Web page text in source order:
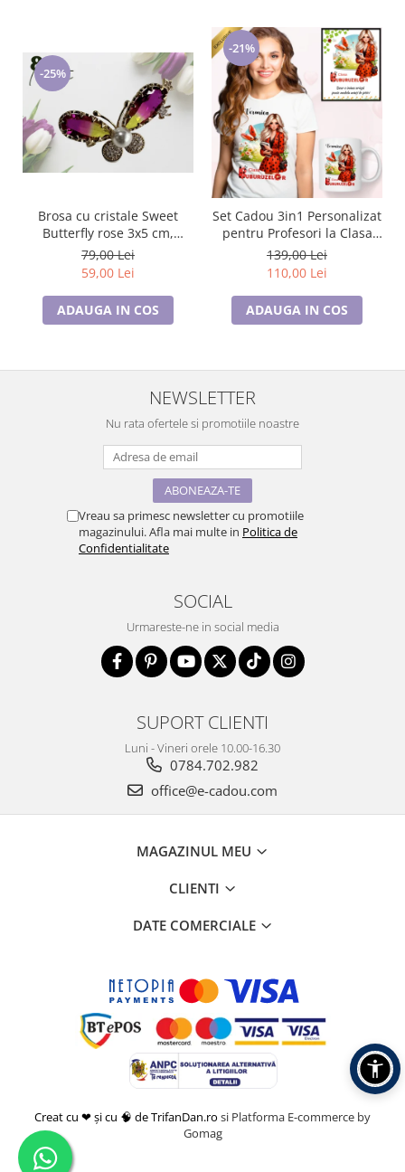
-25%
Brosa cu cristale Sweet
Butterfly rose 3x5 cm,
BR23.015, garantie 6 luni
79,00 Lei
59,00 Lei
ADAUGA IN COS
-21%
Set Cadou 3in1 Personalizat
pentru Profesori la Clasa
buburuzelor de 8 Martie
139,00 Lei
110,00 Lei
ADAUGA IN COS
NEWSLETTER
Nu rata ofertele si promotiile noastre
Vreau sa primesc newsletter cu promotiile
magazinului. Afla mai multe in Politica de
Confidentialitate
SOCIAL
Urmareste-ne in social media
SUPORT CLIENTI
Luni - Vineri orele 10.00-16.30
0784.702.982
office@e-cadou.com
MAGAZINUL MEU
CLIENTI
DATE COMERCIALE
Creat cu ❤ și cu 🧠 de TrifanDan.ro si Platforma E-commerce by
Gomag